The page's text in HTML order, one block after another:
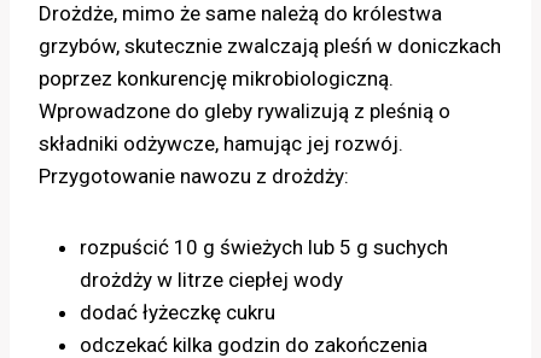
Drożdże, mimo że same należą do królestwa
grzybów, skutecznie zwalczają pleśń w doniczkach
poprzez konkurencję mikrobiologiczną.
Wprowadzone do gleby rywalizują z pleśnią o
składniki odżywcze, hamując jej rozwój.
Przygotowanie nawozu z drożdży:
rozpuścić 10 g świeżych lub 5 g suchych
drożdży w litrze ciepłej wody
dodać łyżeczkę cukru
odczekać kilka godzin do zakończenia